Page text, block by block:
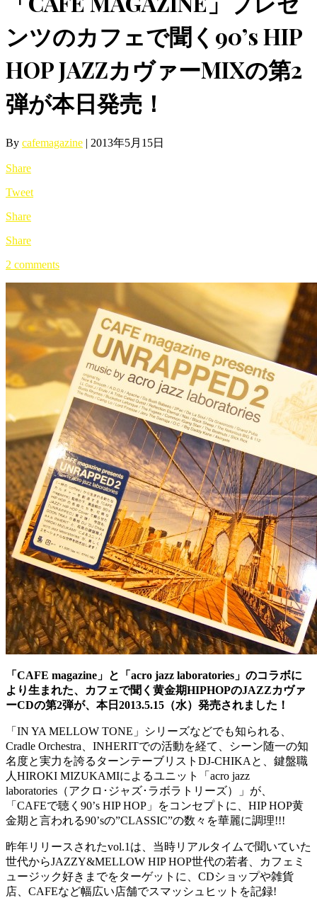
ンツのカフェで聞く90’s HIP
HOP JAZZカヴァーMIXの第2
弾が本日発売！
By cafemagazine | 2013年5月15日
Share
Tweet
Share
Share
2 comments
「CAFE magazine」と「acro jazz laboratories」のコラボに
より生まれた、カフェで聞く黄金期HIPHOPのJAZZカヴァ
ーCDの第2弾が、本日2013.5.15（水）発売されました！
「IN YA MELLOW TONE」シリーズなどでも知られる、
Cradle Orchestra、INHERITでの活動を経て、シーン随一の知
名度と実力を誇るターンテーブリストDJ-CHIKAと、鍵盤職
人HIROKI MIZUKAMIによるユニット「acro jazz
laboratories（アクロ･ジャズ･ラボラトリーズ）」が、
「CAFEで聴く90’s HIP HOP」をコンセプトに、HIP HOP黄
金期と言われる90’sの”CLASSIC”の数々を華麗に調理!!!
昨年リリースされたvol.1は、当時リアルタイムで聞いていた
世代からJAZZY&MELLOW HIP HOP世代の若者、カフェミ
ュージック好きまでをターゲットに、CDショップや雑貨
店、CAFEなど幅広い店舗でスマッシュヒットを記録!